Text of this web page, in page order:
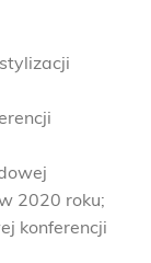
2020 roku;
konferencji